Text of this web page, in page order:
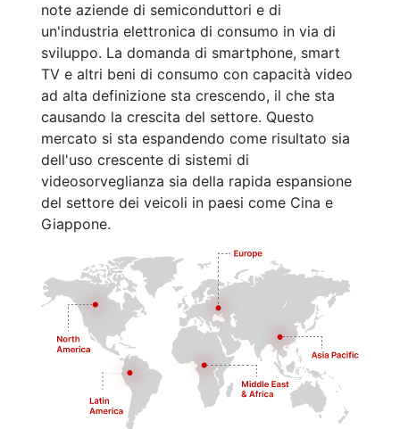
note aziende di semiconduttori e di
un'industria elettronica di consumo in via di
sviluppo. La domanda di smartphone, smart
TV e altri beni di consumo con capacità video
ad alta definizione sta crescendo, il che sta
causando la crescita del settore. Questo
mercato si sta espandendo come risultato sia
dell'uso crescente di sistemi di
videosorveglianza sia della rapida espansione
del settore dei veicoli in paesi come Cina e
Giappone.